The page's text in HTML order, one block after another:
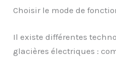
Choisir le mode de
Il existe différentes
glacières électriques :